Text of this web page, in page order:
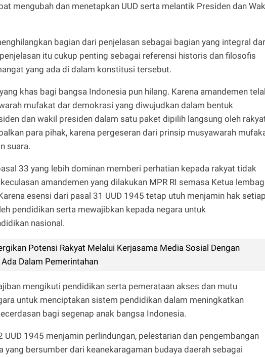
mengubah dan menetapkan UUD serta melantik Presiden dan
bagian dari penjelasan sebagai bagian yang integral
itu cukup penting sebagai referensi historis dan filosofis
yang ada di dalam konstitusi tersebut.
khas bagi bangsa Indonesia pun hilang. Karena amandemen
mufakat dar demokrasi yang diwujudkan dalam bentuk
dan wakil presiden dalam satu paket dipilih langsung oleh
para pihak, karena pergeseran dari prinsip musyawarah
suara.
33 yang lebih dominan memberi perhatian kepada rakyat tidak
amandemen yang dilakukan MPR RI semasa Ketua
esensi dari pasal 31 UUD 1945 tetap utuh menjamin hak
pendidikan serta mewajibkan kepada negara untuk
nasional.
Potensi Rakyat Melalui Kerjasama Media Sosial Dengan
Dalam Pemerintahan
mengikuti pendidikan serta pemerataan akses dan mutu
untuk menciptakan sistem pendidikan dalam meningkatkan
bagi segenap anak bangsa Indonesia.
UUD 1945 menjamin perlindungan, pelestarian dan pengembangan
yang bersumber dari keanekaragaman budaya daerah sebagai